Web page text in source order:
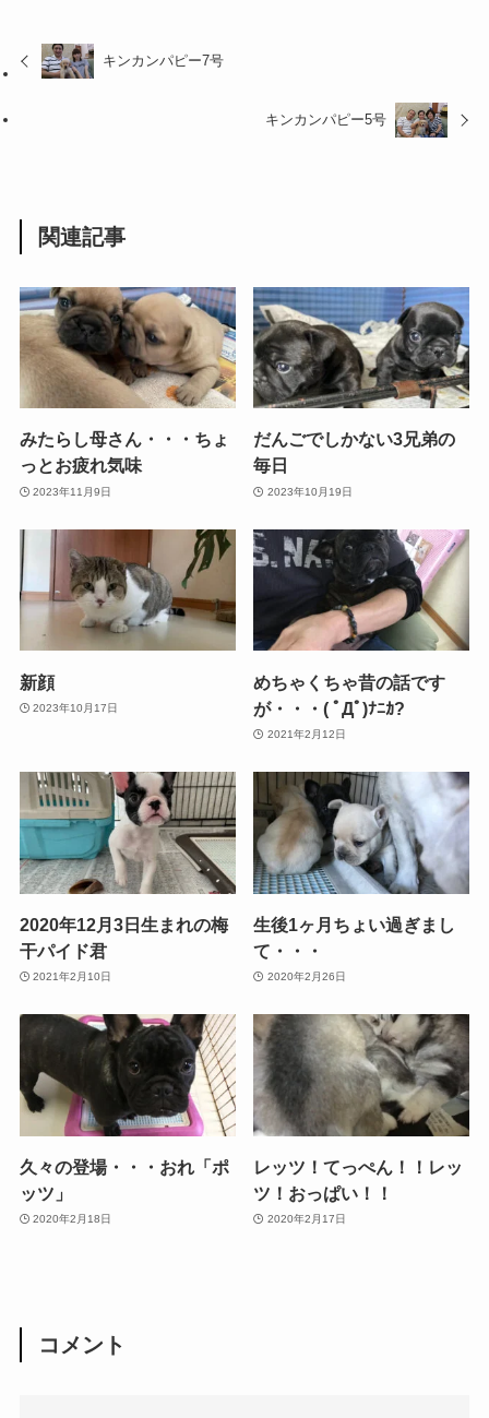
キンカンパピー7号
キンカンパピー5号
関連記事
みたらし母さん・・・ちょ
っとお疲れ気味
2023年11月9日
だんごでしかない3兄弟の
毎日
2023年10月19日
新顔
2023年10月17日
めちゃくちゃ昔の話です
が・・・( ﾟДﾟ)ﾅﾆｶ?
2021年2月12日
2020年12月3日生まれの梅
干パイド君
2021年2月10日
生後1ヶ月ちょい過ぎまし
て・・・
2020年2月26日
久々の登場・・・おれ「ポ
ッツ」
2020年2月18日
レッツ！てっぺん！！レッ
ツ！おっぱい！！
2020年2月17日
コメント